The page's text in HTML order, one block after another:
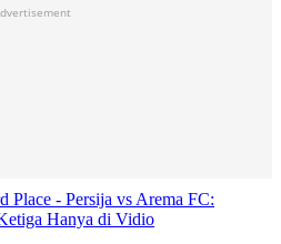
Place - Persija vs Arema FC:
Hanya di Vidio